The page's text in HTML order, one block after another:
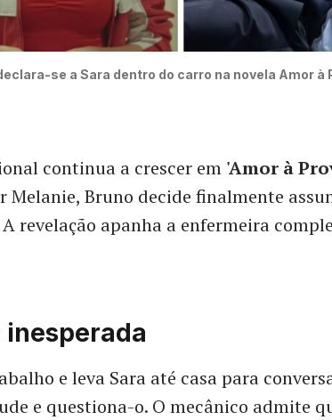
se a Sara dentro do carro na novela Amor à
continua a crescer em 'Amor à
Melanie, Bruno decide finalmente
revelação apanha a enfermeira
inesperada
e leva Sara até casa para
e questiona-o. O mecânico admite